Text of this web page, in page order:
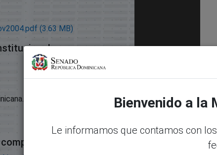
(3.63 MB)
Congreso Nacional.
este artículo
Bienvenido a la
Le informamos que contamos con